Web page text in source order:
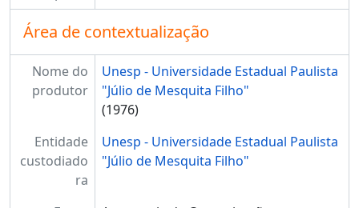
Área de contextualização
Nome do
produtor
Unesp - Universidade Estadual Paulista
"Júlio de Mesquita Filho"
(1976)
Entidade
custodiado
ra
Unesp - Universidade Estadual Paulista
"Júlio de Mesquita Filho"